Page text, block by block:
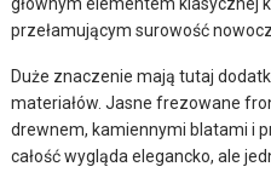
przełamującym surowość
Duże znaczenie mają tutaj
materiałów. Jasne frezowane
drewnem, kamiennymi blatami i
całość wygląda elegancko, ale